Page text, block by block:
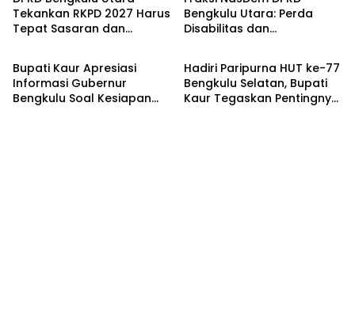
Masyarakat
Tekankan RKPD 2027 Harus
Tepat Sasaran dan
Bengkulu Utara: Perda
Disabilitas dan
Reformasi Tata Kelola
Berita
Bupati Kaur Apresiasi
Informasi Gubernur
Bengkulu Soal Kesiapan
Advertorial
Hadiri Paripurna HUT ke-77
Bengkulu Selatan, Bupati
Kaur Tegaskan Pentingnya